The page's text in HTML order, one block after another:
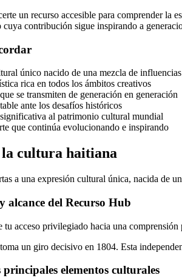
un recurso accesible para comprender la
cuya contribución sigue inspirando a
único nacido de una mezcla de
rica en todos los ámbitos creativos
se transmiten de generación en generación
ante los desafíos históricos
al patrimonio cultural mundial
que continúa evolucionando e inspirando
cultura haitiana
a una expresión cultural única, nacida de
alcance del Recurso Hub
tu acceso privilegiado hacia una
toma un giro decisivo en 1804. Esta
principales elementos culturales